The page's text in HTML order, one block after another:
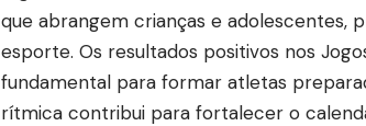
que abrangem crianças e adolescentes,
esporte. Os resultados positivos nos
fundamental para formar atletas
rítmica contribui para fortalecer o